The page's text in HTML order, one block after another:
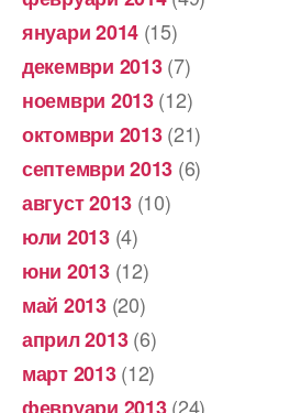
януари 2014 (15)
декември 2013(7)
ноември 2013(12)
октомври 2013(21)
септември 2013 (6)
август 2013 (10)
юли 2013(4)
юни 2013(12)
май 2013(20)
април 2013(6)
март 2013(12)
февруари 2013(24)